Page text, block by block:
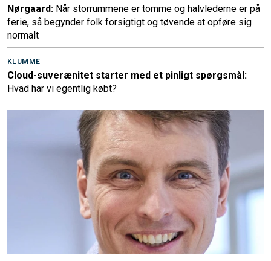
Nørgaard: Når storrummene er tomme og halvlederne er på
ferie, så begynder folk forsigtigt og tøvende at opføre sig
normalt
KLUMME
Cloud-suverænitet starter med et pinligt spørgsmål:
Hvad har vi egentlig købt?